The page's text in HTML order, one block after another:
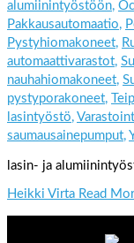
alumiinintyöstöön,
Pakkausautomaatio,
Pystyhiomakoneet,
automaattivarastot,
nauhahiomakoneet,
pystyporakoneet,
lasintyöstö,
saumausainepumput,
lasin- ja
Heikki Virta Read